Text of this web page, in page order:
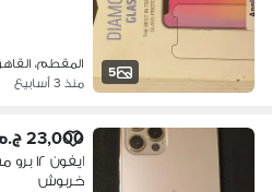
5
المقطم،
منذ 3 أسابيع
23,000 ج.م
خربوش